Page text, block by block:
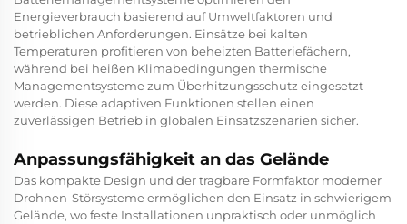
Energieverbrauch basierend auf Umweltfaktoren und
betrieblichen Anforderungen. Einsätze bei kalten
Temperaturen profitieren von beheizten Batteriefächern,
während bei heißen Klimabedingungen thermische
Managementsysteme zum Überhitzungsschutz eingesetzt
werden. Diese adaptiven Funktionen stellen einen
zuverlässigen Betrieb in globalen Einsatzszenarien sicher.
Anpassungsfähigkeit an das Gelände
Das kompakte Design und der tragbare Formfaktor moderner
Drohnen-Störsysteme ermöglichen den Einsatz in schwierigem
Gelände, wo feste Installationen unpraktisch oder unmöglich